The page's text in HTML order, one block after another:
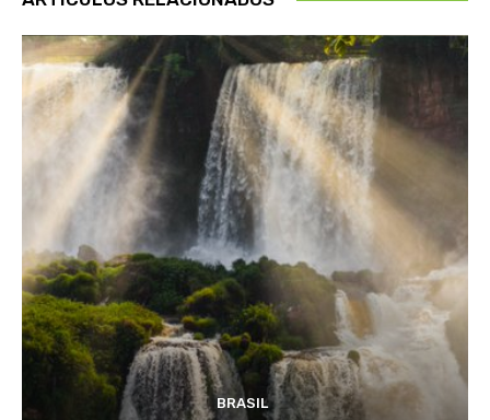
BRASIL